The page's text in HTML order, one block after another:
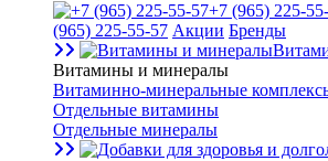
+7 (965) 225-
(965) 225-55-57 Акции Бренды
Витамины и минералы
Витаминно-минеральные
Отдельные витамины
Отдельные минералы